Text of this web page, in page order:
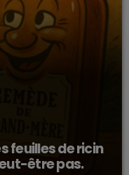
feuilles de ricin
être pas.